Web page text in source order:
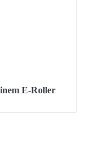
E-Roller